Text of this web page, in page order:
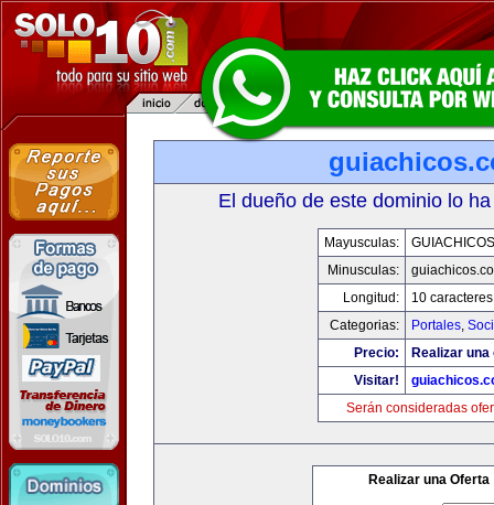
El dueño de este dominio lo
Mayusculas:
Minusculas:
Longitud:
10 caracteres
Categorias:
Portales,
Precio:
Realizar
Visitar!
Serán consideradas
Realizar una Oferta